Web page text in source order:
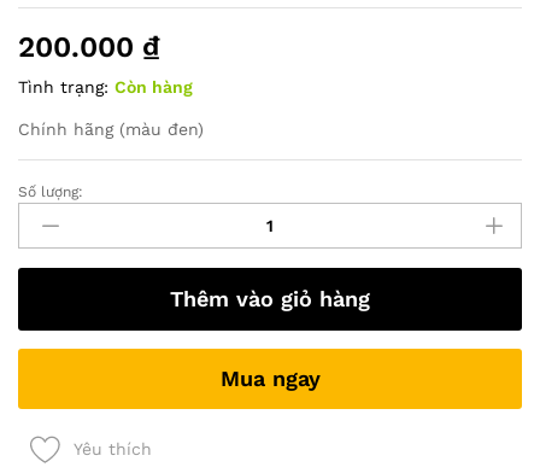
200.000 ₫
Tình trạng: Còn hàng
Chính hãng (màu đen)
Mouse
không
dây
Ugreen
quantity
Số lượng:
Thêm vào giỏ hàng
Mua ngay
Yêu thích